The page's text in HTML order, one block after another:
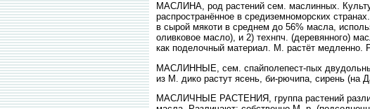
МАСЛИНА, род растений сем. маслинных.
распространённое в средиземноморских
в сырой мякоти в среднем до 56% масла,
оливковое масло), и 2) технпч. (деревянного)
как поделочный материал. М. растёт медленно.
МАСЛИННЫЕ, сем. спайполепест-пых
из М. дико растут ясень, би-рючипа, сирень (на
МАСЛИЧНЫЕ РАСТЕНИЯ, группа растений